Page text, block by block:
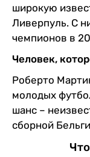
широкую
Ливерпуль. С
чемпионов в
Человек,
Роберто
молодых
шанс –
сборной